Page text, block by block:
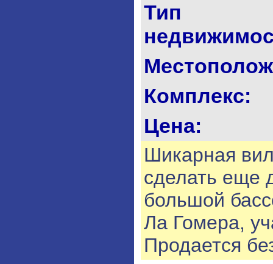
Тип
Комплекс:
Цена:
Шикарная
сделать еще
большой
Ла Гомера,
Продается